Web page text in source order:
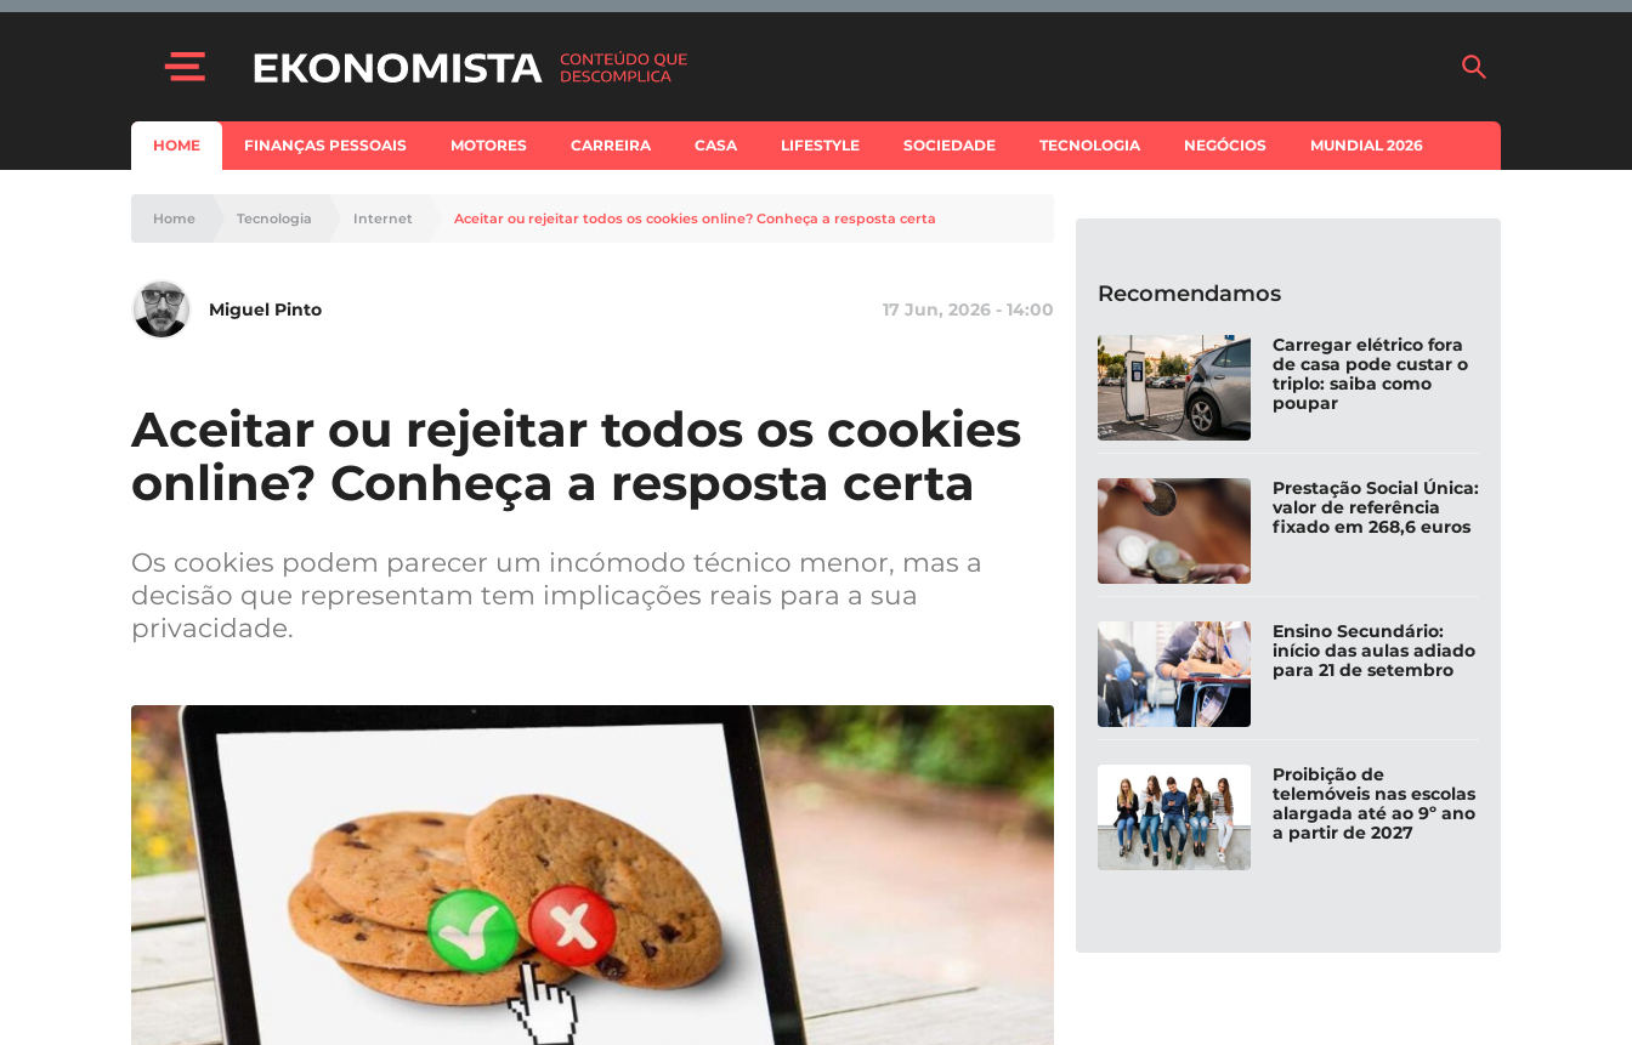
HOME FINANÇAS PESSOAIS MOTORES CARREIRA CASA LIFESTYLE SOCIEDADE TECNOLOGIA NEGÓCIOS MUNDIAL 2026
Home Tecnologia Internet Aceitar ou rejeitar todos os cookies online? Conheça a resposta certa
Miguel Pinto 17 Jun, 2026 - 14:00
Aceitar ou rejeitar todos os cookies
online? Conheça a resposta certa
Os cookies podem parecer um incómodo técnico menor, mas a
decisão que representam tem implicações reais para a sua
privacidade.
Recomendamos
Carregar elétrico fora
de casa pode custar o
triplo: saiba como
poupar
Prestação Social Única:
valor de referência
fixado em 268,6 euros
Ensino Secundário:
início das aulas adiado
para 21 de setembro
Proibição de
telemóveis nas escolas
alargada até ao 9º ano
a partir de 2027